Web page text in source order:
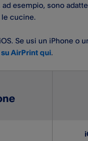
esempio, sono
cucine.
Se usi un iPhone o
AirPrint qui.